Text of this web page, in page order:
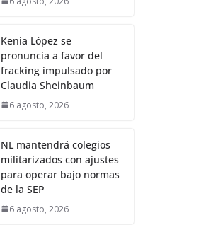
Kenia López se
pronuncia a favor del
fracking impulsado por
Claudia Sheinbaum
6 agosto, 2026
NL mantendrá colegios
militarizados con ajustes
para operar bajo normas
de la SEP
6 agosto, 2026